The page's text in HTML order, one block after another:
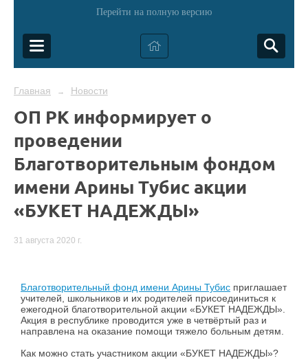
Перейти на полную версию
Главная → Новости
ОП РК информирует о
проведении
Благотворительным фондом
имени Арины Тубис акции
«БУКЕТ НАДЕЖДЫ»
31 августа 2020 г.
Благотворительный фонд имени Арины Тубис приглашает
учителей, школьников и их родителей присоединиться к
ежегодной благотворительной акции «БУКЕТ НАДЕЖДЫ».
Акция в республике проводится уже в четвёртый раз и
направлена на оказание помощи тяжело больным детям.
Как можно стать участником акции «БУКЕТ НАДЕЖДЫ»?